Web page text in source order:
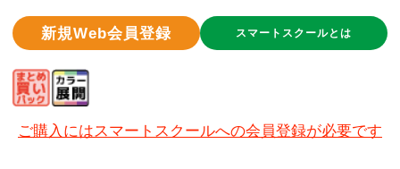
新規Web会員登録 スマートスクールとは
ご購入にはスマートスクールへの会員登録が必要です